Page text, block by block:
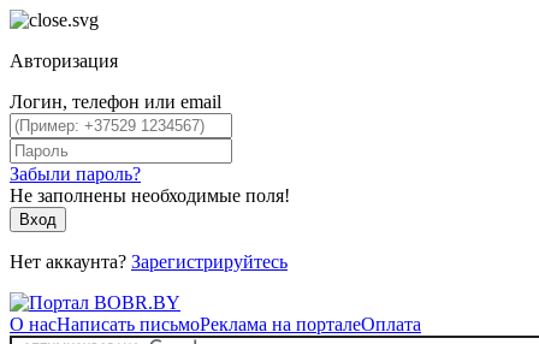
Авторизация
Логин, телефон или email
Забыли пароль?
Не заполнены необходимые поля!
Вход
Нет аккаунта? Зарегистрируйтесь
О насНаписать письмоРеклама на порталеОплата